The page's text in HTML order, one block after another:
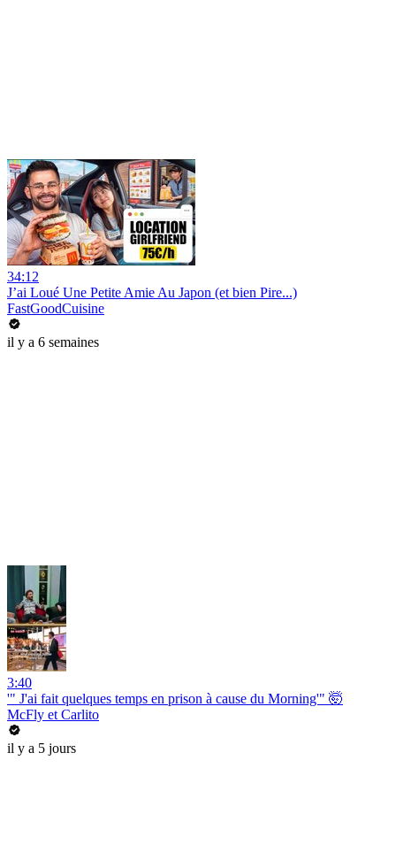
34:12
J’ai Loué Une Petite Amie Au Japon (et bien Pire...)
FastGoodCuisine
il y a 6 semaines
3:40
'" J'ai fait quelques temps en prison à cause du Morning'" 🤯
McFly et Carlito
il y a 5 jours